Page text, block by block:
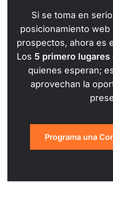
Si se toma en
posicionamiento web
prospectos, ahora es
Los 5 primero lugares
quienes esperan;
aprovechan la
Programa una